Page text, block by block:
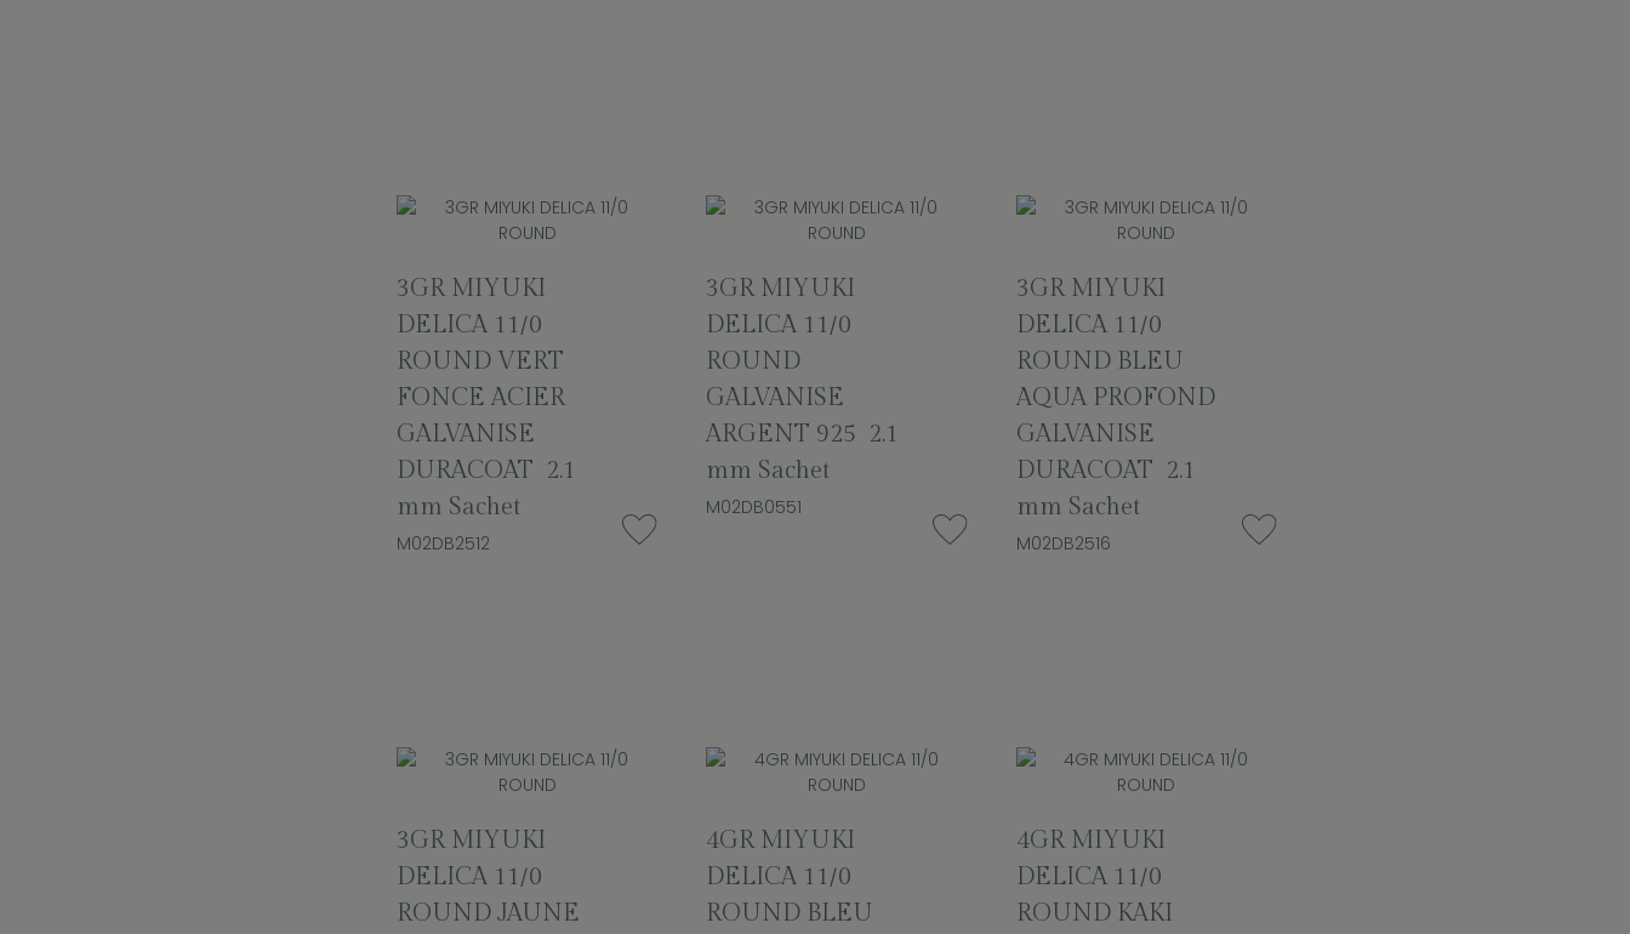
3GR MIYUKI
DELICA 11/0
ROUND VERT
FONCE ACIER
GALVANISE
DURACOAT 2.1
mm Sachet
M02DB2512
3GR MIYUKI
DELICA 11/0
ROUND
GALVANISE
ARGENT 925 2.1
mm Sachet
M02DB0551
3GR MIYUKI
DELICA 11/0
ROUND BLEU
AQUA PROFOND
GALVANISE
DURACOAT 2.1
mm Sachet
M02DB2516
3GR MIYUKI
DELICA 11/0
ROUND JAUNE
4GR MIYUKI
DELICA 11/0
ROUND BLEU
4GR MIYUKI
DELICA 11/0
ROUND KAKI